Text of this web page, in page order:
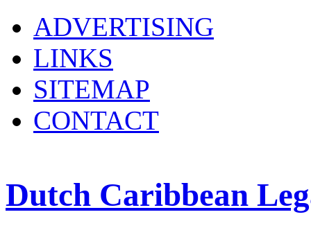
ADVERTISING
LINKS
SITEMAP
CONTACT
Dutch Caribbean